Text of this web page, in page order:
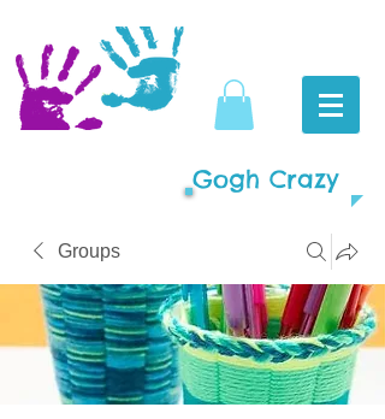
Gogh Crazy
Groups